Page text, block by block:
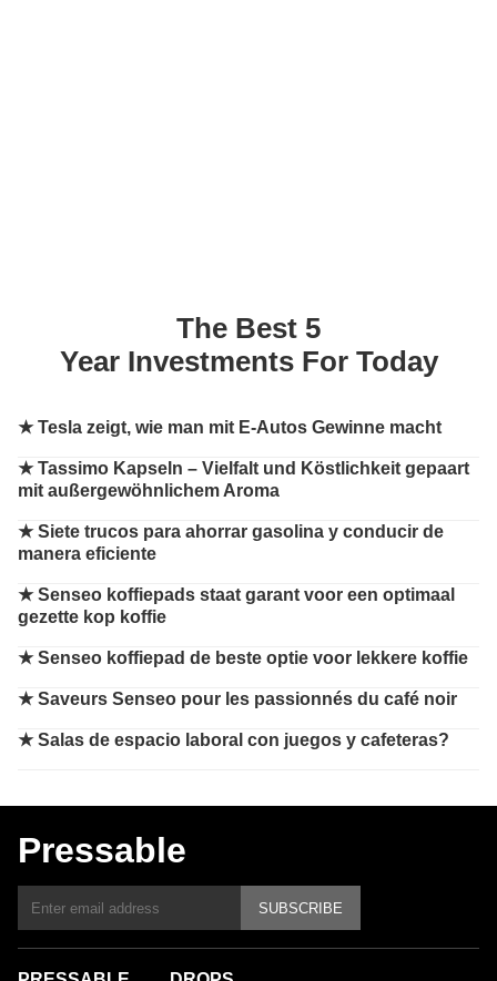
The Best 5
Year Investments For Today
★Tesla zeigt, wie man mit E-Autos Gewinne macht
★Tassimo Kapseln – Vielfalt und Köstlichkeit gepaart
mit außergewöhnlichem Aroma
★Siete trucos para ahorrar gasolina y conducir de
manera eficiente
★Senseo koffiepads staat garant voor een optimaal
gezette kop koffie
★Senseo koffiepad de beste optie voor lekkere koffie
★Saveurs Senseo pour les passionnés du café noir
★Salas de espacio laboral con juegos y cafeteras?
Pressable
SUBSCRIBE